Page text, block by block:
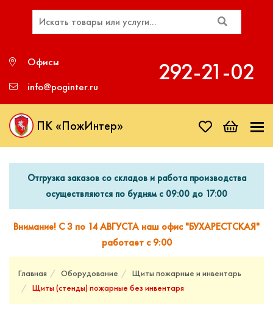
Офисы
info@poginter.ru
292‑21‑02
ПК «ПожИнтер»
Отгрузка заказов со складов и работа производства
осуществляются по будням с 09:00 до 17:00
Внимание! С 3 по 14 АВГУСТА наш офис "БУХАРЕСТСКАЯ"
работает с 9:00
Главная Оборудование
Щиты пожарные и инвентарь
Щиты (стенды) пожарные без инвентаря